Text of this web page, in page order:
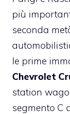
più
seconda
le prime
Chevrolet
station
segmento C